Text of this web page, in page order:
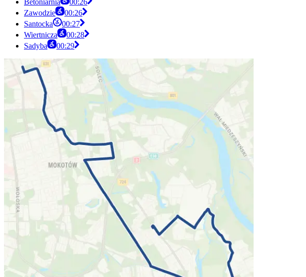
Zawodzie
00:26
Santocka
00:27
Wiertnicza
00:28
Sadyba
00:29